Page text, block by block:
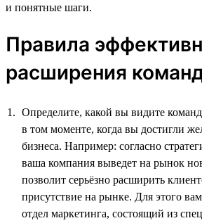
и понятные шаги.
Правила
расширения
Определите, какой вы видите
в том моменте, когда вы достигли
бизнеса. Например: согласно
ваша компания выведет на рынок
позволит серьёзно расширить
присутствие на рынке. Для этого
отдел маркетинга, состоящий из